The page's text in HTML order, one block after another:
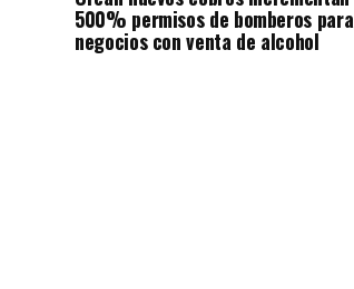
500% permisos de bomberos para
negocios con venta de alcohol